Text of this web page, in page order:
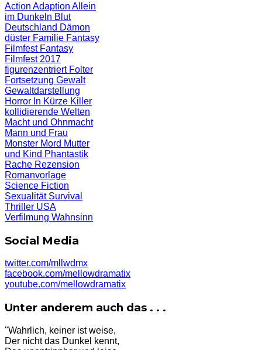
Action Adaption Allein
im Dunkeln Blut
Deutschland Dämon
düster Familie Fantasy
Filmfest Fantasy
Filmfest 2017
figurenzentriert Folter
Fortsetzung Gewalt
Gewaltdarstellung
Horror In Kürze Killer
kollidierende Welten
Macht und Ohnmacht
Mann und Frau
Monster Mord Mutter
und Kind Phantastik
Rache Rezension
Romanvorlage
Science Fiction
Sexualität Survival
Thriller USA
Verfilmung Wahnsinn
Social Media
twitter.com/mllwdmx
facebook.com/mellowdramatix
youtube.com/mellowdramatix
Unter anderem auch das . . .
"Wahrlich, keiner ist weise,
Der nicht das Dunkel kennt,